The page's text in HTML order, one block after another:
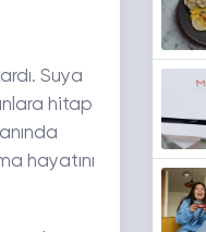
Suya
hitap
hayatını